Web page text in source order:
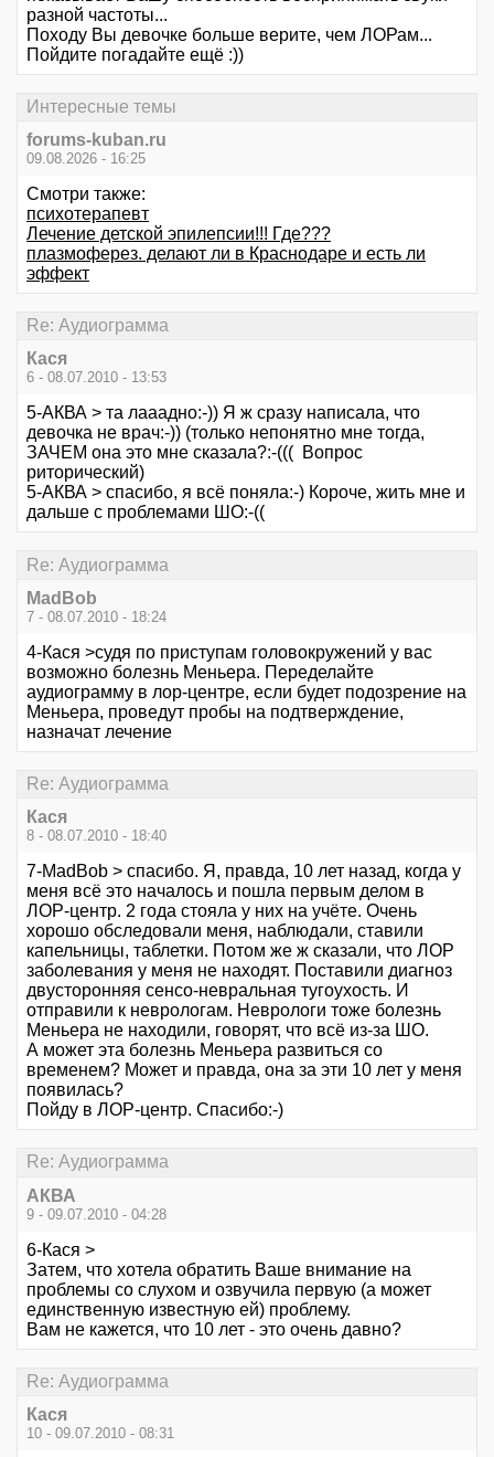
разной частоты...
Походу Вы девочке больше верите, чем ЛОРам...
Пойдите погадайте ещё :))
Интересные темы
forums-kuban.ru
09.08.2026 - 16:25
Смотри также:
психотерапевт
Лечение детской эпилепсии!!! Где???
плазмоферез. делают ли в Краснодаре и есть ли
эффект
Re: Аудиограмма
Кася
6 - 08.07.2010 - 13:53
5-АКВА > та лааадно:-)) Я ж сразу написала, что
девочка не врач:-)) (только непонятно мне тогда,
ЗАЧЕМ она это мне сказала?:-((( Вопрос
риторический)
5-АКВА > спасибо, я всё поняла:-) Короче, жить мне и
дальше с проблемами ШО:-((
Re: Аудиограмма
MadBob
7 - 08.07.2010 - 18:24
4-Кася >судя по приступам головокружений у вас
возможно болезнь Меньера. Переделайте
аудиограмму в лор-центре, если будет подозрение на
Меньера, проведут пробы на подтверждение,
назначат лечение
Re: Аудиограмма
Кася
8 - 08.07.2010 - 18:40
7-MadBob > спасибо. Я, правда, 10 лет назад, когда у
меня всё это началось и пошла первым делом в
ЛОР-центр. 2 года стояла у них на учёте. Очень
хорошо обследовали меня, наблюдали, ставили
капельницы, таблетки. Потом же ж сказали, что ЛОР
заболевания у меня не находят. Поставили диагноз
двусторонняя сенсо-невральная тугоухость. И
отправили к неврологам. Неврологи тоже болезнь
Меньера не находили, говорят, что всё из-за ШО.
А может эта болезнь Меньера развиться со
временем? Может и правда, она за эти 10 лет у меня
появилась?
Пойду в ЛОР-центр. Спасибо:-)
Re: Аудиограмма
АКВА
9 - 09.07.2010 - 04:28
6-Кася >
Затем, что хотела обратить Ваше внимание на
проблемы со слухом и озвучила первую (а может
единственную известную ей) проблему.
Вам не кажется, что 10 лет - это очень давно?
Re: Аудиограмма
Кася
10 - 09.07.2010 - 08:31